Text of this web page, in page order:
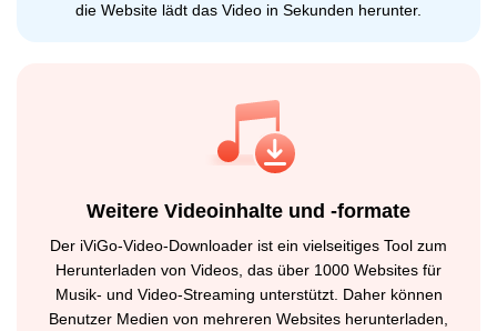
die Website lädt das Video in Sekunden herunter.
Weitere Videoinhalte und -formate
Der iViGo-Video-Downloader ist ein vielseitiges Tool zum
Herunterladen von Videos, das über 1000 Websites für
Musik- und Video-Streaming unterstützt. Daher können
Benutzer Medien von mehreren Websites herunterladen,